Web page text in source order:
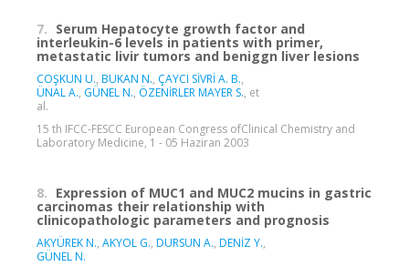
7. Serum Hepatocyte growth factor and
interleukin-6 levels in patients with primer,
metastatic livir tumors and beniggn liver lesions
COŞKUN U., BUKAN N., ÇAYCI SİVRİ A. B.,
ÜNAL A., GÜNEL N., ÖZENİRLER MAYER S., et
al.
15 th IFCC-FESCC European Congress ofClinical Chemistry and
Laboratory Medicine, 1 - 05 Haziran 2003
8. Expression of MUC1 and MUC2 mucins in gastric
carcinomas their relationship with
clinicopathologic parameters and prognosis
AKYÜREK N., AKYOL G., DURSUN A., DENİZ Y.,
GÜNEL N.